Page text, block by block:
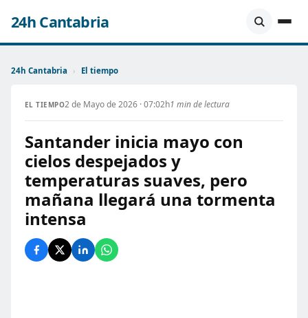
24h Cantabria
24h Cantabria › El tiempo
EL TIEMPO2 de Mayo de 2026 · 07:02h1 min de lectura
Santander inicia mayo con
cielos despejados y
temperaturas suaves, pero
mañana llegará una tormenta
intensa